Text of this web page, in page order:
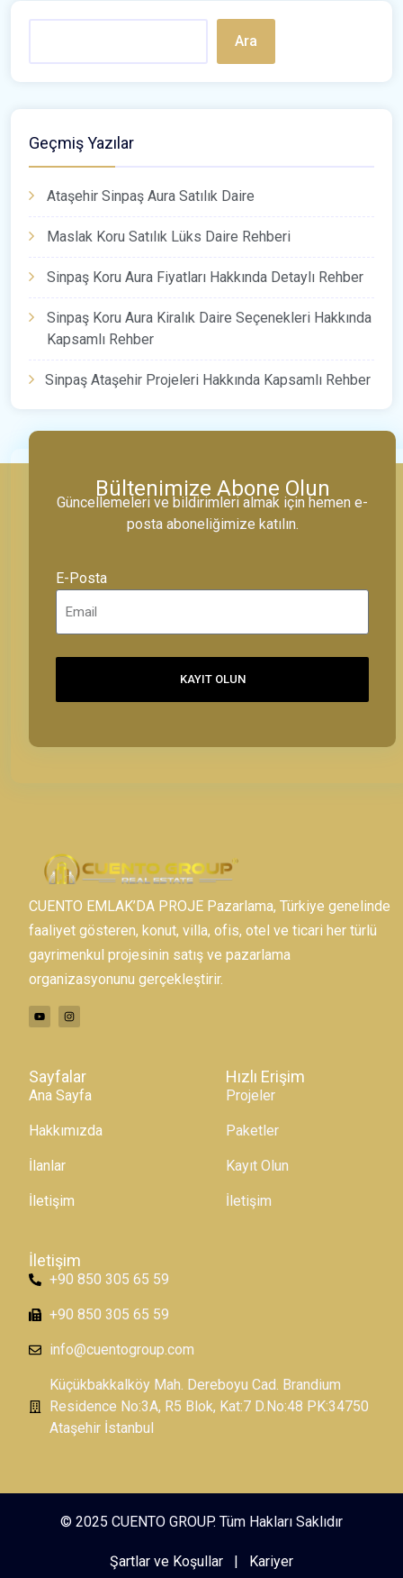
Ara
Geçmiş Yazılar
Ataşehir Sinpaş Aura Satılık Daire
Maslak Koru Satılık Lüks Daire Rehberi
Sinpaş Koru Aura Fiyatları Hakkında Detaylı Rehber
Sinpaş Koru Aura Kiralık Daire Seçenekleri Hakkında
Kapsamlı Rehber
Sinpaş Ataşehir Projeleri Hakkında Kapsamlı Rehber
Bültenimize Abone Olun
Güncellemeleri ve bildirimleri almak için hemen e-
posta aboneliğimize katılın.
E-Posta
KAYIT OLUN
CUENTO EMLAK’DA PROJE Pazarlama, Türkiye genelinde
faaliyet gösteren, konut, villa, ofis, otel ve ticari her türlü
gayrimenkul projesinin satış ve pazarlama
organizasyonunu gerçekleştirir.
Sayfalar
Ana Sayfa
Hakkımızda
İlanlar
İletişim
Hızlı Erişim
Projeler
Paketler
Kayıt Olun
İletişim
İletişim
+90 850 305 65 59
+90 850 305 65 59
info@cuentogroup.com
Küçükbakkalköy Mah. Dereboyu Cad. Brandium
Residence No:3A, R5 Blok, Kat:7 D.No:48 PK:34750
Ataşehir İstanbul
© 2025 CUENTO GROUP. Tüm Hakları Saklıdır
Şartlar ve Koşullar | Kariyer